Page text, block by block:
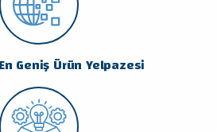
Geniş Ürün Yelpazesi